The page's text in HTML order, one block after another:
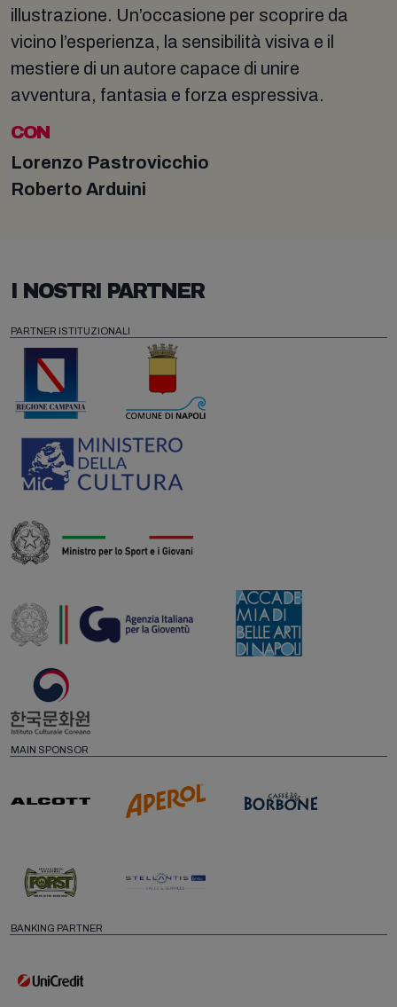
illustrazione. Un’occasione per scoprire da
vicino l’esperienza, la sensibilità visiva e il
mestiere di un autore capace di unire
avventura, fantasia e forza espressiva.
CON
Lorenzo Pastrovicchio
Roberto Arduini
I NOSTRI PARTNER
PARTNER ISTITUZIONALI
MAIN SPONSOR
BANKING PARTNER